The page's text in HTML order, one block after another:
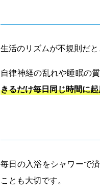
生活のリズムが不規則だ
自律神経の乱れや睡眠の
きるだけ毎日同じ時間に
毎日の入浴をシャワーで
ことも大切です。